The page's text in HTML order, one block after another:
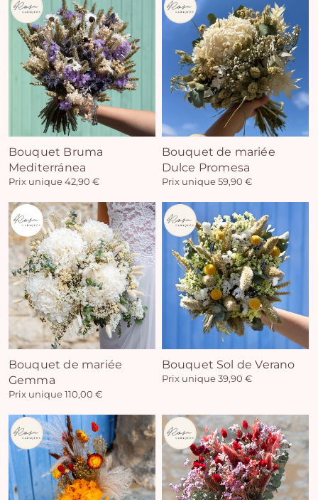
Bouquet Bruma
Mediterránea
Prix unique 42,90 €
Bouquet de mariée
Dulce Promesa
Prix unique 59,90 €
Bouquet de mariée
Gemma
Prix unique 110,00 €
Bouquet Sol de Verano
Prix unique 39,90 €